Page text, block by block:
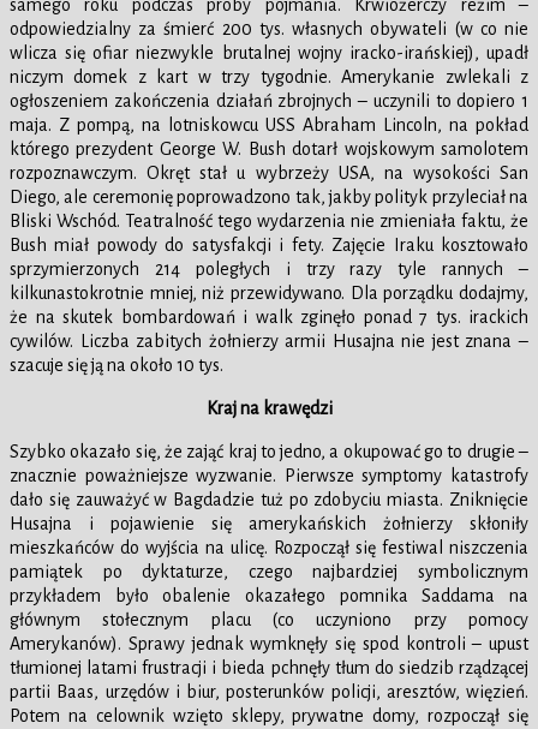
samego roku podczas próby pojmania. Krwiożerczy reżim –
odpowiedzialny za śmierć 200 tys. własnych obywateli (w co nie
wlicza się ofiar niezwykle brutalnej wojny iracko-irańskiej), upadł
niczym domek z kart w trzy tygodnie. Amerykanie zwlekali z
ogłoszeniem zakończenia działań zbrojnych – uczynili to dopiero 1
maja. Z pompą, na lotniskowcu USS Abraham Lincoln, na pokład
którego prezydent George W. Bush dotarł wojskowym samolotem
rozpoznawczym. Okręt stał u wybrzeży USA, na wysokości San
Diego, ale ceremonię poprowadzono tak, jakby polityk przyleciał na
Bliski Wschód. Teatralność tego wydarzenia nie zmieniała faktu, że
Bush miał powody do satysfakcji i fety. Zajęcie Iraku kosztowało
sprzymierzonych 214 poległych i trzy razy tyle rannych –
kilkunastokrotnie mniej, niż przewidywano. Dla porządku dodajmy,
że na skutek bombardowań i walk zginęło ponad 7 tys. irackich
cywilów. Liczba zabitych żołnierzy armii Husajna nie jest znana –
szacuje się ją na około 10 tys.
Kraj na krawędzi
Szybko okazało się, że zająć kraj to jedno, a okupować go to drugie –
znacznie poważniejsze wyzwanie. Pierwsze symptomy katastrofy
dało się zauważyć w Bagdadzie tuż po zdobyciu miasta. Zniknięcie
Husajna i pojawienie się amerykańskich żołnierzy skłoniły
mieszkańców do wyjścia na ulicę. Rozpoczął się festiwal niszczenia
pamiątek po dyktaturze, czego najbardziej symbolicznym
przykładem było obalenie okazałego pomnika Saddama na
głównym stołecznym placu (co uczyniono przy pomocy
Amerykanów). Sprawy jednak wymknęły się spod kontroli – upust
tłumionej latami frustracji i bieda pchnęły tłum do siedzib rządzącej
partii Baas, urzędów i biur, posterunków policji, aresztów, więzień.
Potem na celownik wzięto sklepy, prywatne domy, rozpoczął się